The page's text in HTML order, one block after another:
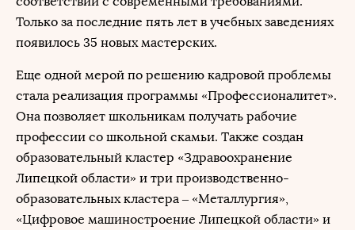
Только за последние пять лет в учебных заведениях
появилось 35 новых мастерских.
Еще одной мерой по решению кадровой проблемы
стала реализация программы «Профессионалитет».
Она позволяет школьникам получать рабочие
профессии со школьной скамьи. Также создан
образовательный кластер «Здравоохранение
Липецкой области» и три производственно-
образовательных кластера – «Металлургия»,
«Цифровое машиностроение Липецкой области» и